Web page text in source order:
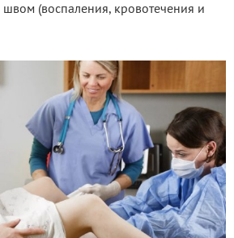
(воспаления, кровотечения и